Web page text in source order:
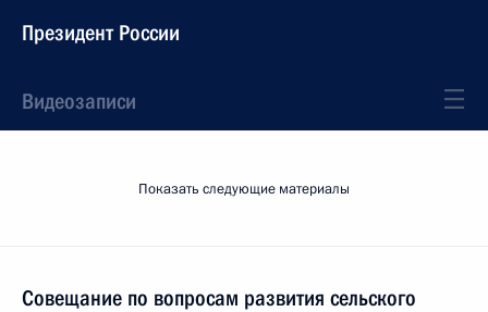
Президент России
Видеозаписи
Показать следующие материалы
Совещание по вопросам развития сельского